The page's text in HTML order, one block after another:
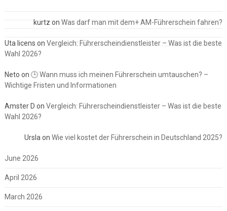
kurtz onWas darf man mit dem+ AM-Führerschein fahren?
Uta licens on Vergleich: Führerscheindienstleister – Was ist die beste
Wahl 2026?
Neto on 🕒 Wann muss ich meinen Führerschein umtauschen? –
Wichtige Fristen und Informationen
Amster D on Vergleich: Führerscheindienstleister – Was ist die beste
Wahl 2026?
Ursla onWie viel kostet der Führerschein in Deutschland 2025?
June 2026
April 2026
March 2026